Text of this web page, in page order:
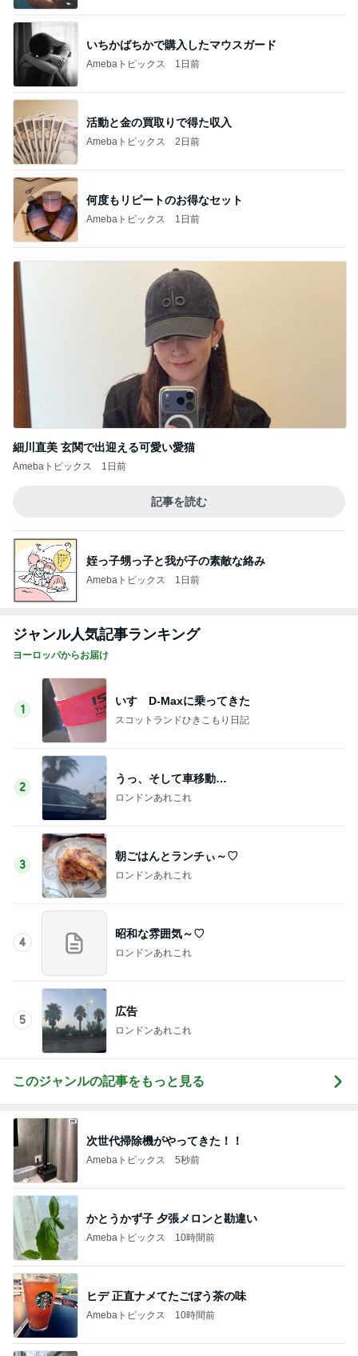
いちかばちかで購入したマウスガード
Amebaトピックス 1日前
活動と金の買取りで得た収入
Amebaトピックス 2日前
何度もリピートのお得なセット
Amebaトピックス 1日前
細川直美 玄関で出迎える可愛い愛猫
Amebaトピックス 1日前
記事を読む
姪っ子甥っ子と我が子の素敵な絡み
Amebaトピックス 1日前
ジャンル人気記事ランキング
ヨーロッパからお届け
1
いすゞD-Maxに乗ってきた
スコットランドひきこもり日記
2
うっ、そして車移動…
ロンドンあれこれ
3
朝ごはんとランチぃ～♡
ロンドンあれこれ
4
昭和な雰囲気～♡
ロンドンあれこれ
5
広告
ロンドンあれこれ
このジャンルの記事をもっと見る
次世代掃除機がやってきた！！
Amebaトピックス 5秒前
かとうかず子 夕張メロンと勘違い
Amebaトピックス 10時間前
ヒデ 正直ナメてたごぼう茶の味
Amebaトピックス 10時間前